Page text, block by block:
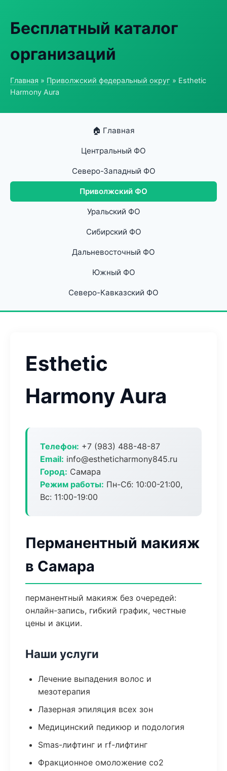
Бесплатный каталог
организаций
Главная » Приволжский федеральный округ » Esthetic
Harmony Aura
🏠 Главная
Центральный ФО
Северо-Западный ФО
Приволжский ФО
Уральский ФО
Сибирский ФО
Дальневосточный ФО
Южный ФО
Северо-Кавказский ФО
Esthetic
Harmony Aura
Телефон: +7 (983) 488-48-87
Email: info@estheticharmony845.ru
Город: Самара
Режим работы: Пн-Сб: 10:00-21:00,
Вс: 11:00-19:00
Перманентный макияж
в Самара
перманентный макияж без очередей:
онлайн-запись, гибкий график, честные
цены и акции.
Наши услуги
Лечение выпадения волос и
мезотерапия
Лазерная эпиляция всех зон
Медицинский педикюр и подология
Smas-лифтинг и rf-лифтинг
Фракционное омоложение co2